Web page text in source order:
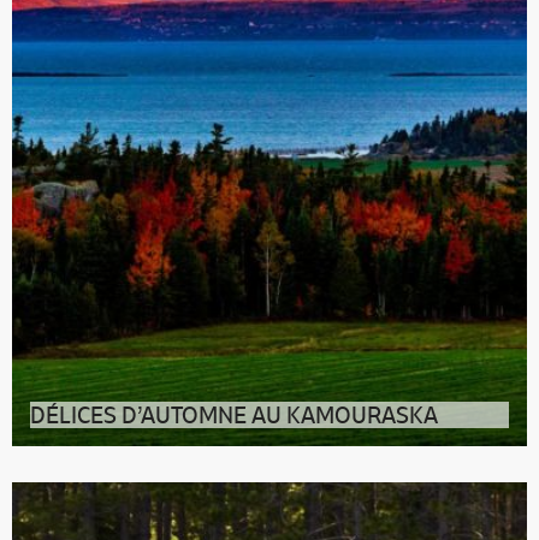
DÉLICES D’AUTOMNE AU KAMOURASKA
Visiter Kamouraska en automne : la garantie de
magnifiques découvertes Mont Carm